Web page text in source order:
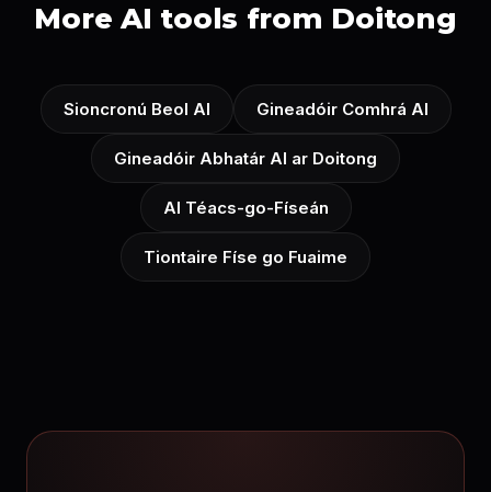
More AI tools from Doitong
Sioncronú Beol AI Gineadóir Comhrá AI
Gineadóir Abhatár AI ar Doitong
AI Téacs-go-Físeán
Tiontaire Físe go Fuaime